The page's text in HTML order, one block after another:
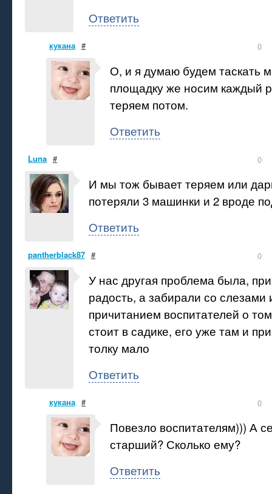
Ответить
кукана # 0
О, и я думаю будем таскать
площадку же носим каждый
теряем потом.
Ответить
Luna # 0
И мы тож бывает теряем или
потеряли 3 машинки и 2 вроде
Ответить
pantherblack87 # 0
У нас другая проблема была,
радость, а забирали со слезами
причитанием воспитателей о
стоит в садике, его уже там и
толку мало
Ответить
кукана # 0
Повезло воспитателям))) А
старший? Сколько ему?
Ответить